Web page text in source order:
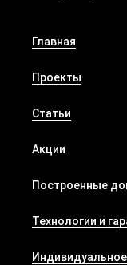
Главная
Проекты
Статьи
Акции
Построенные
Технологии и